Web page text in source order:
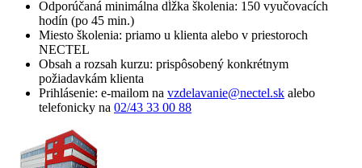
Odporúčaná minimálna dĺžka školenia: 150 vyučovacích
hodín (po 45 min.)
Miesto školenia: priamo u klienta alebo v priestoroch
NECTEL
Obsah a rozsah kurzu: prispôsobený konkrétnym
požiadavkám klienta
Prihlásenie: e-mailom na vzdelavanie@nectel.sk alebo
telefonicky na 02/43 33 00 88